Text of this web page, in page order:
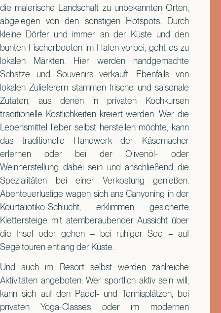
die malerische Landschaft zu unbekannten Orten,
abgelegen von den sonstigen Hotspots. Durch
kleine Dörfer und immer an der Küste und den
bunten Fischerbooten im Hafen vorbei, geht es zu
lokalen Märkten. Hier werden handgemachte
Schätze und Souvenirs verkauft. Ebenfalls von
lokalen Zulieferern stammen frische und saisonale
Zutaten, aus denen in privaten Kochkursen
traditionelle Köstlichkeiten kreiert werden. Wer die
Lebensmittel lieber selbst herstellen möchte, kann
das traditionelle Handwerk der Käsemacher
erlernen oder bei der Olivenöl- oder
Weinherstellung dabei sein und anschließend die
Spezialitäten bei einer Verkostung genießen.
Abenteuerlustige wagen sich ans Canyoning in der
Kourtaliotiko-Schlucht, erklimmen gesicherte
Klettersteige mit atemberaubender Aussicht über
die Insel oder gehen – bei ruhiger See – auf
Segeltouren entlang der Küste.
Und auch im Resort selbst werden zahlreiche
Aktivitäten angeboten: Wer sportlich aktiv sein will,
kann sich auf den Padel- und Tennisplätzen, bei
privaten Yoga-Classes oder im modernen